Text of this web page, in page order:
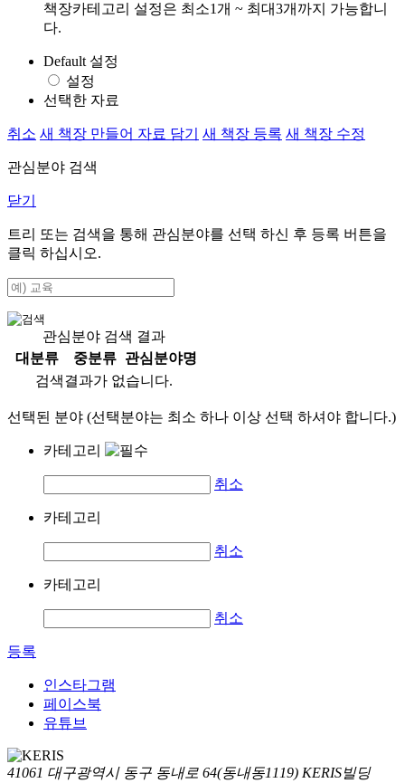
책장카테고리 설정은 최소1개 ~ 최대3개까지 가능합니
다.
Default 설정
설정
선택한 자료
취소 새 책장 만들어 자료 담기 새 책장 등록 새 책장 수정
관심분야 검색
닫기
트리 또는 검색을 통해 관심분야를 선택 하신 후 등록 버튼을
클릭 하십시오.
관심분야 검색 결과
대분류
중분류
관심분야명
검색결과가 없습니다.
선택된 분야 (선택분야는 최소 하나 이상 선택 하셔야 합니다.)
카테고리
취소
카테고리
취소
카테고리
취소
등록
인스타그램
페이스북
유튜브
41061 대구광역시 동구 동내로 64(동내동1119) KERIS빌딩